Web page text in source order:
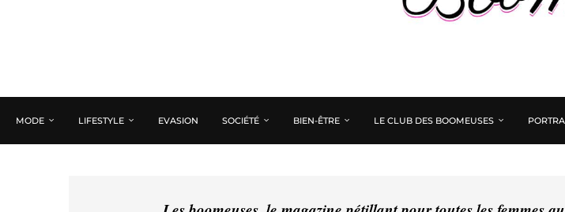
MODE LIFESTYLE EVASION SOCIÉTÉ BIEN-ÊTRE LE CLUB DES BOOMEUSES